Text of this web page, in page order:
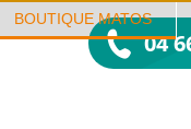
BOUTIQUE MATOS
04